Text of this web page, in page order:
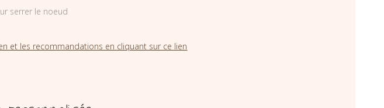
serrer le noeud
et les recommandations en cliquant sur ce lien